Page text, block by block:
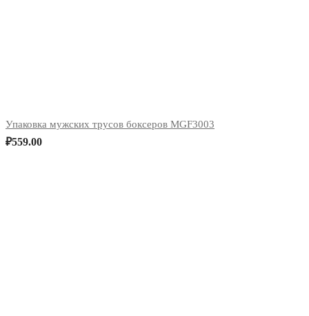
Упаковка мужских трусов боксеров MGF3003
₽559.00